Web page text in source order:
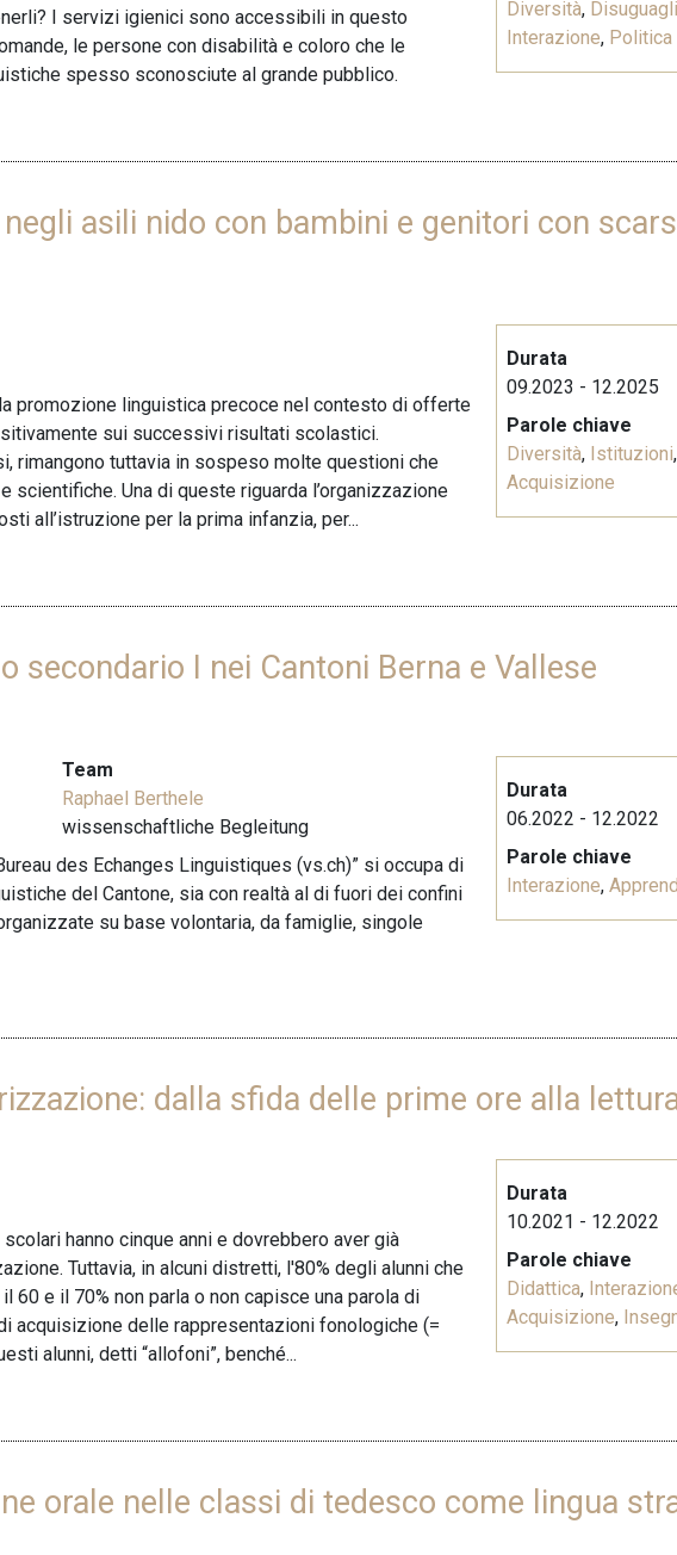
I servizi igienici sono accessibili in questo
le persone con disabilità e coloro che le
spesso sconosciute al grande pubblico.
Diversità,
Interazione, Politica
asili nido con bambini e genitori con
promozione linguistica precoce nel contesto di offerte
sui successivi risultati scolastici.
rimangono tuttavia in sospeso molte questioni che
scientifiche. Una di queste riguarda l’organizzazione
all’istruzione per la prima infanzia, per...
Durata
09.2023 - 12.2025
Parole chiave
Diversità, Istituzioni,
Acquisizione
secondario I nei Cantoni Berna e Vallese
Team
Raphael Berthele
wissenschaftliche Begleitung
des Echanges Linguistiques (vs.ch)” si occupa di
del Cantone, sia con realtà al di fuori dei confini
su base volontaria, da famiglie, singole
Durata
06.2022 - 12.2022
Parole chiave
Interazione,
dalla sfida delle prime ore alla
hanno cinque anni e dovrebbero aver già
Tuttavia, in alcuni distretti, l'80% degli alunni che
60 e il 70% non parla o non capisce una parola di
acquisizione delle rappresentazioni fonologiche (=
alunni, detti “allofoni”, benché...
Durata
10.2021 - 12.2022
Parole chiave
Didattica,
Acquisizione,
orale nelle classi di tedesco come lingua